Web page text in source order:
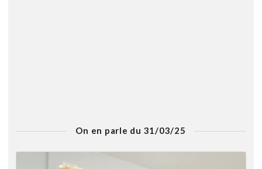
On en parle du 31/03/25